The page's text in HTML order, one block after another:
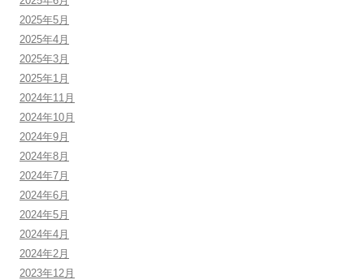
2025年5月
2025年4月
2025年3月
2025年1月
2024年11月
2024年10月
2024年9月
2024年8月
2024年7月
2024年6月
2024年5月
2024年4月
2024年2月
2023年12月